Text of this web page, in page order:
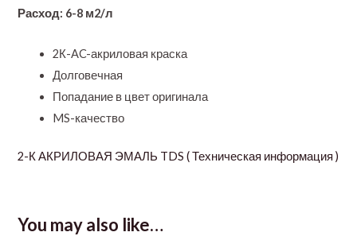
Расход: 6-8 м2/л
2К-AC-акриловая краска
Долговечная
Попадание в цвет оригинала
MS-качество
2-К АКРИЛОВАЯ ЭМАЛЬ TDS ( Техническая информация )
You may also like…